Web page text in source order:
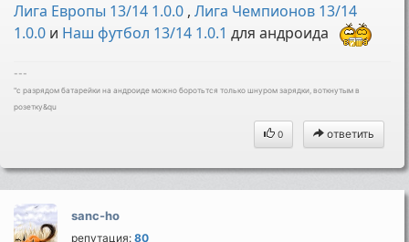
Лига Европы 13/14 1.0.0 ,Лига Чемпионов 13/14
1.0.0 и Наш футбол 13/14 1.0.1 для андроида
---
"с разрядом батарейки на андроиде можно боротьтся только шнуром зарядки, воткнутым в
розетку&qu
0 ответить
sanc-ho
репутация:80